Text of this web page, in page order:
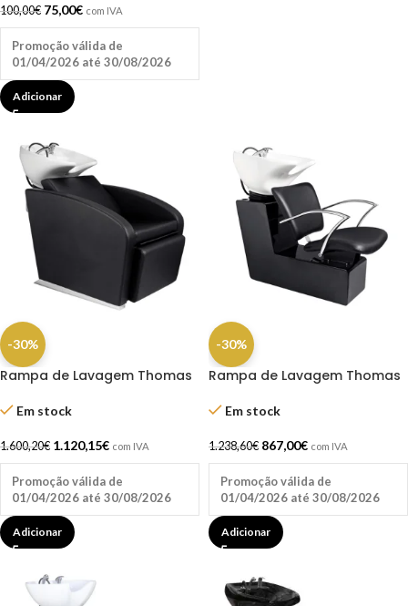
100,00€ 75,00€ com IVA
Promoção válida de
01/04/2026 até 30/08/2026
Adicionar
-30%
Rampa de Lavagem Thomas
Em stock
1.600,20€ 1.120,15€ com IVA
Promoção válida de
01/04/2026 até 30/08/2026
Adicionar
-30%
Rampa de Lavagem Thomas
Em stock
1.238,60€ 867,00€ com IVA
Promoção válida de
01/04/2026 até 30/08/2026
Adicionar